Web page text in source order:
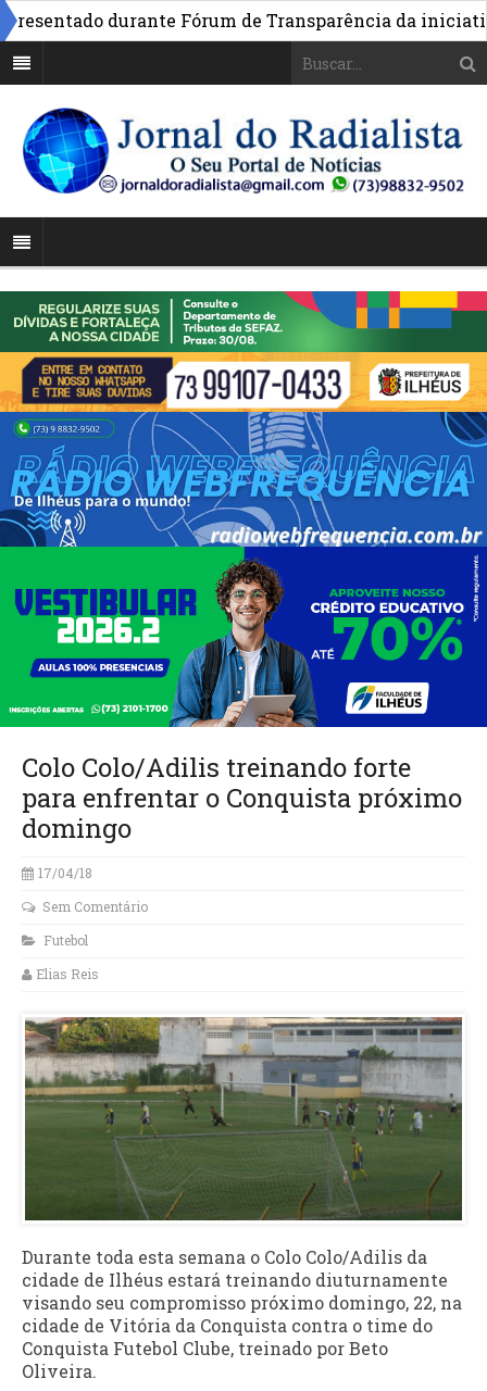
durante Fórum de Transparência da iniciativa
Colo Colo/Adilis treinando forte
para enfrentar o Conquista próximo
domingo
17/04/18
Sem Comentário
Futebol
Elias Reis
Durante toda esta semana o Colo Colo/Adilis da
cidade de Ilhéus estará treinando diuturnamente
visando seu compromisso próximo domingo, 22, na
cidade de Vitória da Conquista contra o time do
Conquista Futebol Clube, treinado por Beto
Oliveira.